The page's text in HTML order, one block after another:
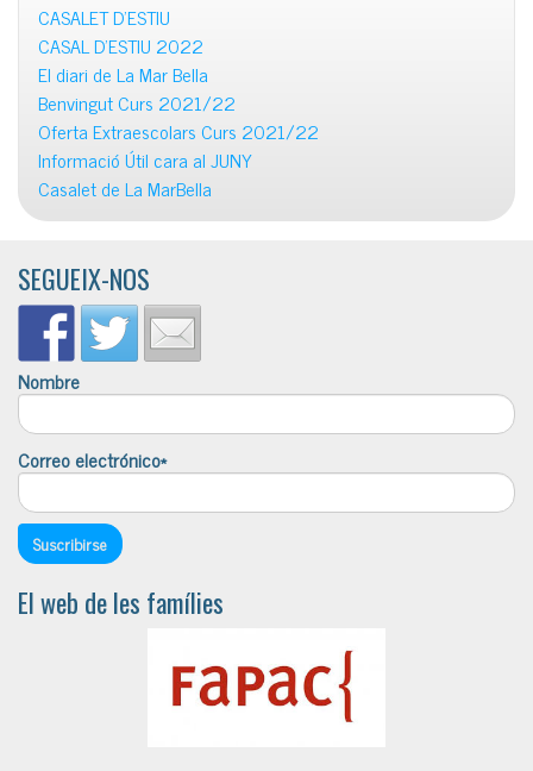
CASALET D’ESTIU
CASAL D’ESTIU 2022
El diari de La Mar Bella
Benvingut Curs 2021/22
Oferta Extraescolars Curs 2021/22
Informació Útil cara al JUNY
Casalet de La MarBella
SEGUEIX-NOS
Nombre
Correo electrónico*
El web de les famílies